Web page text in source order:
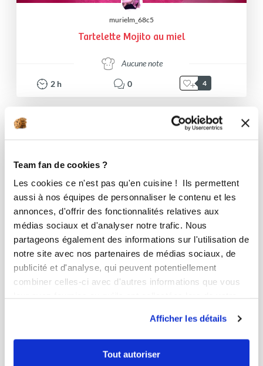
Team fan de cookies ?
Les cookies ce n'est pas qu'en cuisine ! Ils permettent
aussi à nos équipes de personnaliser le contenu et les
annonces, d'offrir des fonctionnalités relatives aux
médias sociaux et d'analyser notre trafic. Nous
partageons également des informations sur l'utilisation de
notre site avec nos partenaires de médias sociaux, de
publicité et d'analyse, qui peuvent potentiellement
combiner celles-ci avec d'autres informations que vous
Afficher les détails
Tout autoriser
murielm_68c5
Tartelette Mojito au miel
Aucune note
2 h 0 4
murielm_68c5